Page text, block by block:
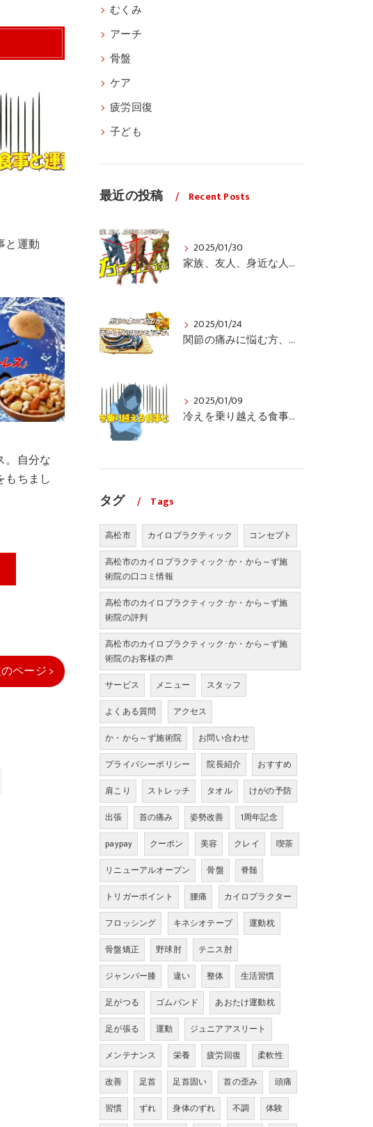
と運動
。自分な
もちまし
ページ >
むくみ
アーチ
骨盤
ケア
疲労回復
子ども
最近の投稿 Recent Posts
2025/01/30
家族、友人、身近な人の姿勢をちょっと見てみませんか？
2025/01/24
関節の痛みに悩む方、栄養面からの取り組みも重要ですよ！
2025/01/09
冷えを乗り越える食事と運動
タグ Tags
高松市 カイロプラクティック
コンセプト
高松市のカイロプラクティック･か・から～ず施
術院の口コミ情報
高松市のカイロプラクティック･か・から～ず施
術院の評判
高松市のカイロプラクティック･か・から～ず施
術院のお客様の声
サービス
メニュー
スタッフ
よくある質問
アクセス
か・から～ず施術院
お問い合わせ
プライバシーポリシー
院長紹介
おすすめ
肩こり
ストレッチ タオル
けがの予防
出張
首の痛み 姿勢改善
1周年記念
paypay
クーポン 美容 クレイ
喫茶
リニューアルオープン
骨盤
脊髄
トリガーポイント
腰痛
カイロプラクター
フロッシング
キネシオテープ
運動枕
骨盤矯正
野球肘
テニス肘
ジャンパー膝
違い 整体
生活習慣
足がつる
ゴムバンド
あおたけ運動枕
足が張る
運動
ジュニアアスリート
メンテナンス
栄養 疲労回復
柔軟性
改善
足首 足首固い 首の歪み
頭痛
習慣
ずれ 身体のずれ 不調
体験